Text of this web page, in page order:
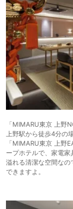
「MIMARU東京 上野
上野駅から徒歩4分の
「MIMARU東京 上野
ープホテルで、家電
溢れる清潔な空間な
できますよ。